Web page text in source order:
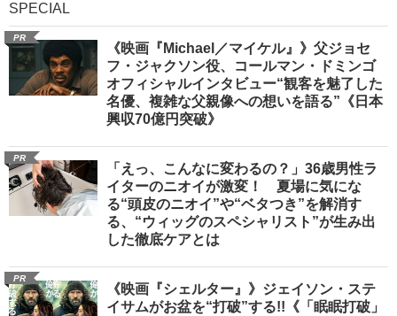
SPECIAL
PR
《映画『Michael／マイケル』》父ジョセ
フ・ジャクソン役、コールマン・ドミンゴ
オフィシャルインタビュー“観客を魅了した
名優、複雑な父親像への想いを語る”《日本
興収70億円突破》
PR
「えっ、こんなに変わるの？」36歳男性ラ
イターのニオイが激変！ 夏場に気にな
る“頭皮のニオイ”や“ベタつき”を解消す
る、“ウィッグのスペシャリスト”が生み出
した徹底ケアとは
PR
《映画『シェルター』》ジェイソン・ステ
イサムがお盆を“打破”する!!《「眠眠打破」